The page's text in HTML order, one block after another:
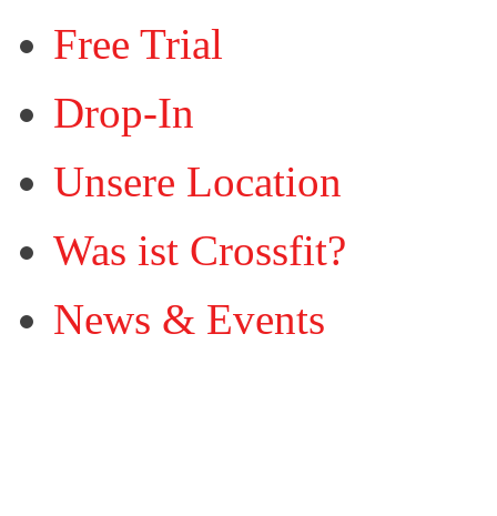
Free Trial
Drop-In
Unsere Location
Was ist Crossfit?
News & Events